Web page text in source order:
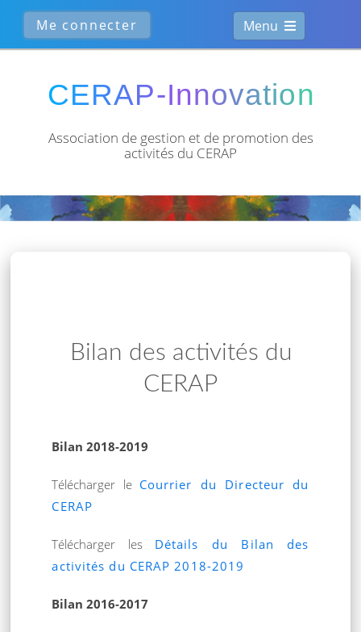
Menu
Association de gestion et de promotion des
activités du CERAP
Bilan des activités du
CERAP
Bilan 2018-2019
Télécharger le Courrier du Directeur du
CERAP
Télécharger les Détails du Bilan des
activités du CERAP 2018-2019
Bilan 2016-2017